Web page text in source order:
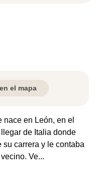
el mapa
nace en León, en el
de Italia donde
carrera y le contaba
Ve...